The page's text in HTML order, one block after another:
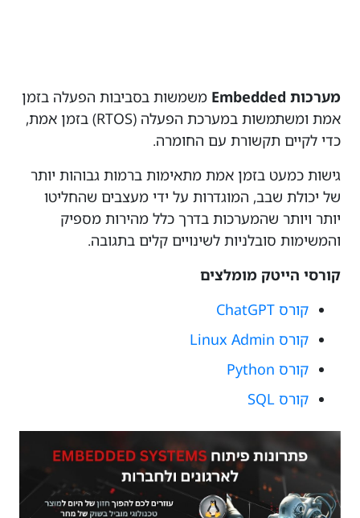
מערכות Embedded
משמשות בסביבות הפעלה בזמן
אמת ומשתמשות במערכת הפעלה (RTOS) בזמן אמת,
כדי לקיים תקשורת עם החומרה.
גישות כמעט בזמן אמת מתאימות ברמות גבוהות יותר
של יכולת שבב, המוגדרות על ידי מעצבים שהחליטו
יותר ויותר שהמערכות בדרך כלל מהירות מספיק
והמשימות סובלניות לשינויים קלים בתגובה.
קורסי הייטק מומלצים
קורס ChatGPT
קורס Linux Admin
קורס Python
קורס SQL